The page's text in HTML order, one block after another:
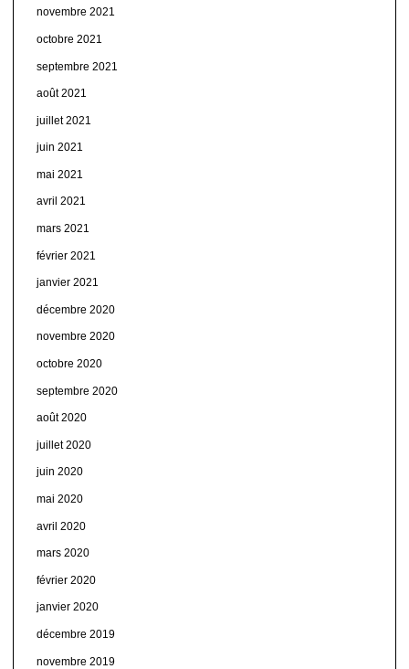
novembre 2021
octobre 2021
septembre 2021
août 2021
juillet 2021
juin 2021
mai 2021
avril 2021
mars 2021
février 2021
janvier 2021
décembre 2020
novembre 2020
octobre 2020
septembre 2020
août 2020
juillet 2020
juin 2020
mai 2020
avril 2020
mars 2020
février 2020
janvier 2020
décembre 2019
novembre 2019